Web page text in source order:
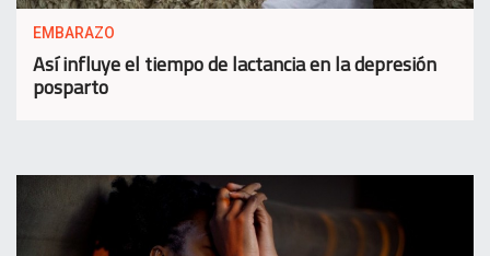
EMBARAZO
Así influye el tiempo de lactancia en la depresión
posparto